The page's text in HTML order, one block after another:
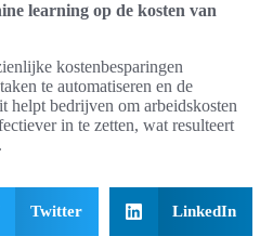
learning op de kosten van
kostenbesparingen
te automatiseren en de
helpt bedrijven om arbeidskosten
in te zetten, wat resulteert
Twitter LinkedIn